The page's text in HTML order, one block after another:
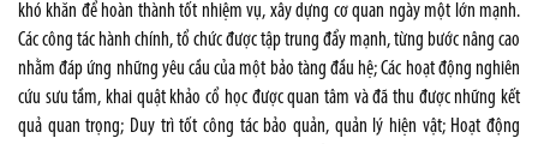
khó khăn để hoàn thành tốt nhiệm vụ, xây dựng cơ quan ngày một lớn mạnh.
Các công tác hành chính, tổ chức được tập trung đẩy mạnh, từng bước nâng cao
nhằm đáp ứng những yêu cầu của một bảo tàng đầu hệ; Các hoạt động nghiên
cứu sưu tầm, khai quật khảo cổ học được quan tâm và đã thu được những kết
quả quan trọng; Duy trì tốt công tác bảo quản, quản lý hiện vật; Hoạt động